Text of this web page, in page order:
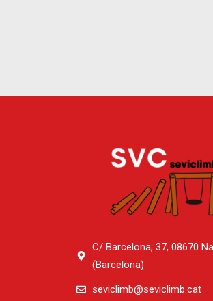
C/ Barcelona, 37, 08670
(Barcelona)
seviclimb@seviclimb.cat